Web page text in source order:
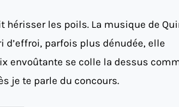
hérisser les poils. La musique de
parfois plus dénudée, elle
envoûtante se colle la dessus
je te parle du concours.